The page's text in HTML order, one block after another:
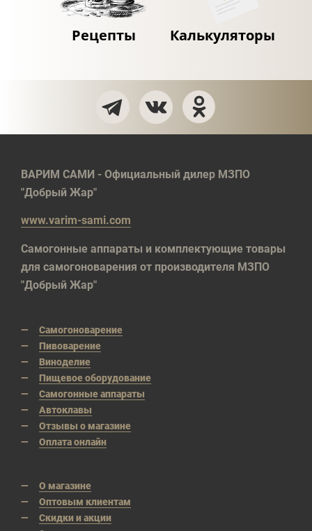
Рецепты Калькуляторы
ВАРИМ САМИ - Официальный дилер МЗПО
"Добрый Жар"
www.varim-sami.com
Самогонные аппараты и комплектующие товары
для самогоноварения от производителя МЗПО
"Добрый Жар"
Самогоноварение
Пивоварение
Виноделие
Пищевое оборудование
Самогонные аппараты
Автоклавы
Отзывы о магазине
Оплата онлайн
О магазине
Оптовым клиентам
Скидки и акции